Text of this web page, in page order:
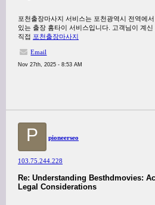
포천출장마사지 서비스는 포천광역시 전역에
있는 출장 홈타이 서비스입니다. 고객님이 계
직접 포천출장마사지
Email
Nov 27th, 2025 - 8:53 AM
P pioneerseo
103.75.244.228
Re: Understanding Besthdmovies:
Legal Considerations